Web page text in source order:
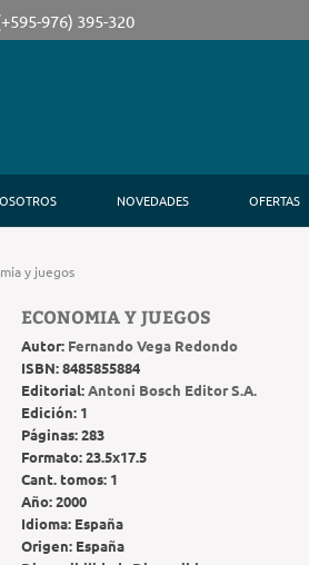
976) 395-320
NOVEDADES OFERTAS
y juegos
ECONOMIA Y JUEGOS
Autor: Fernando Vega Redondo
ISBN:8485855884
Editorial:Antoni Bosch Editor S.A.
Edición: 1
Páginas:283
Formato:23.5x17.5
Cant. tomos: 1
Año:2000
Idioma: España
Origen: España